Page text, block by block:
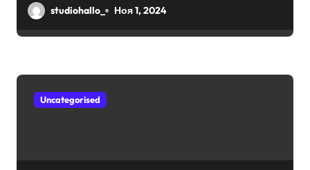
я
м
studiohallo_ Ноя 1, 2024
Uncategorised